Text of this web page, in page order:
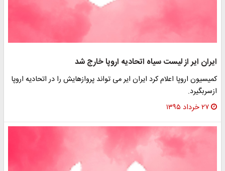
ایران ایر از لیست سیاه اتحادیه اروپا خارج شد
کمیسیون اروپا اعلام کرد ایران ایر می تواند پروازهایش را در اتحادیه اروپا
ازسربگیرد.
۲۷ خرداد ۱۳۹۵